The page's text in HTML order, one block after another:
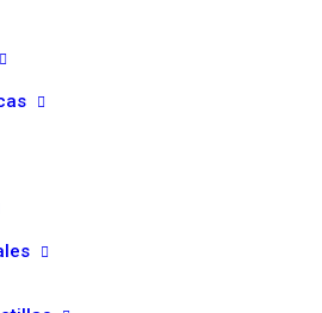
Madrid,
la logística
13 y 14